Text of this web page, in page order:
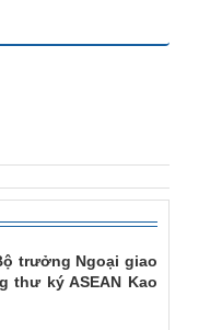
trưởng Ngoại giao
thư ký ASEAN Kao